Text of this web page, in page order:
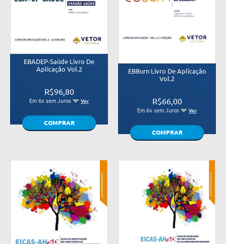
EBADEP-Saúde Livro De
Aplicação Vol.2
R$96,80
Em 6x sem Juros Ver
COMPRAR
EBBurn Livro De Aplicação
Vol.2
R$66,00
Em 6x sem Juros Ver
COMPRAR